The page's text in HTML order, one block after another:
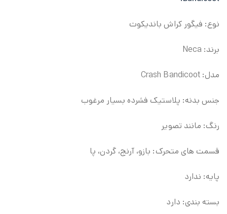
نوع: فیگور کراش باندیکوت
برند: Neca
مدل: Crash Bandicoot
جنس بدنه: پلاستیک فشرده بسیار مرغوب
رنگ: مانند تصویر
قسمت های متحرک: بازو، آرنج، گردن، پا
پایه: ندارد
بسته بندی: دارد